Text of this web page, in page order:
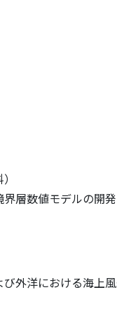
層数値モデルの開発
外洋における海上